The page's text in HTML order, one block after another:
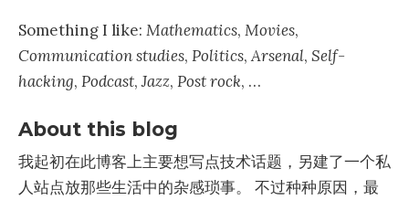
Something I like: Mathematics, Movies,
Communication studies, Politics,Arsenal, Self-
hacking, Podcast,Jazz, Post rock, …
About this blog
我起初在此博客上主要想写点技术话题，另建了一个私
人站点放那些生活中的杂感琐事。 不过种种原因，最